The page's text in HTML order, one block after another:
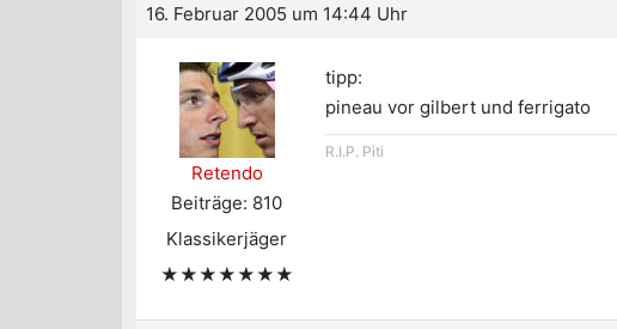
16. Februar 2005 um 14:44 Uhr
Retendo
Beiträge: 810
Klassikerjäger
★★★★★★★
tipp:
pineau vor gilbert und ferrigato
R.I.P. Piti